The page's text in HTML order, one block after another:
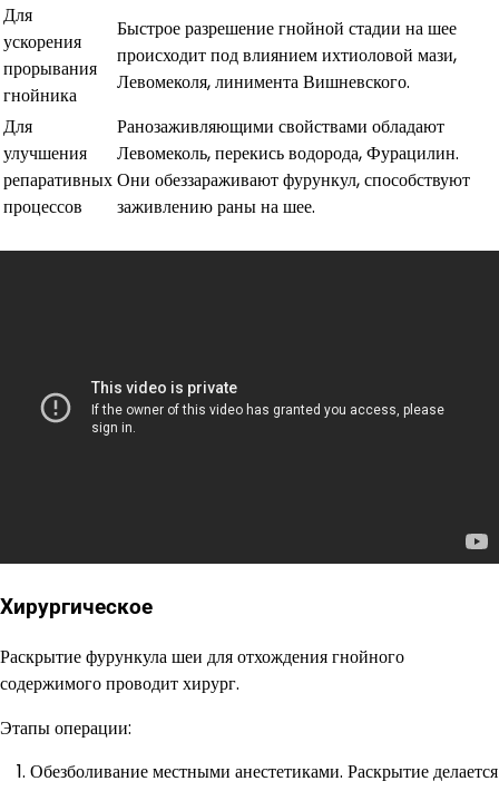
Для
ускорения
прорывания
гнойника
Быстрое разрешение гнойной стадии на шее
происходит под влиянием ихтиоловой мази,
Левомеколя, линимента Вишневского.
Для
улучшения
репаративных
процессов
Ранозаживляющими свойствами обладают
Левомеколь, перекись водорода, Фурацилин.
Они обеззараживают фурункул, способствуют
заживлению раны на шее.
Хирургическое
Раскрытие фурункула шеи для отхождения гнойного
содержимого проводит хирург.
Этапы операции:
Обезболивание местными анестетиками. Раскрытие делается